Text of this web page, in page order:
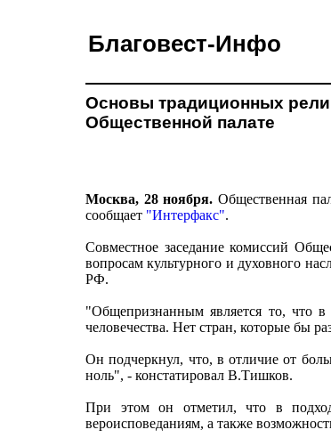
Благовест-Инфо
Основы традиционных
Общественной палате
Москва, 28 ноября. Общественная
сообщает "Интерфакс".
Совместное заседание комиссий
вопросам культурного и духовного
РФ.
"Общепризнанным является то, что
человечества. Нет стран, которые бы
Он подчеркнул, что, в отличие от
ноль", - констатировал В.Тишков.
При этом он отметил, что в
вероисповеданиям, а также